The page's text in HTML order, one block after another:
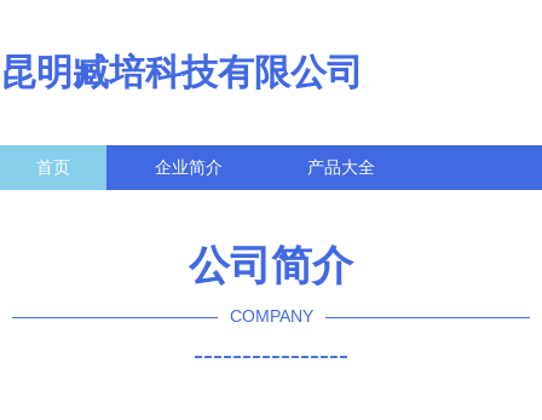
昆明臧培科技有限公司
首页 企业简介 产品大全
公司简介
COMPANY
----------------